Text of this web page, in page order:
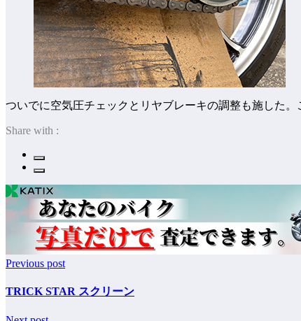
ついでに空気圧チェックとリヤブレーキの調整も施した。
Share with :
Previous post
TRICK STAR スクリーン